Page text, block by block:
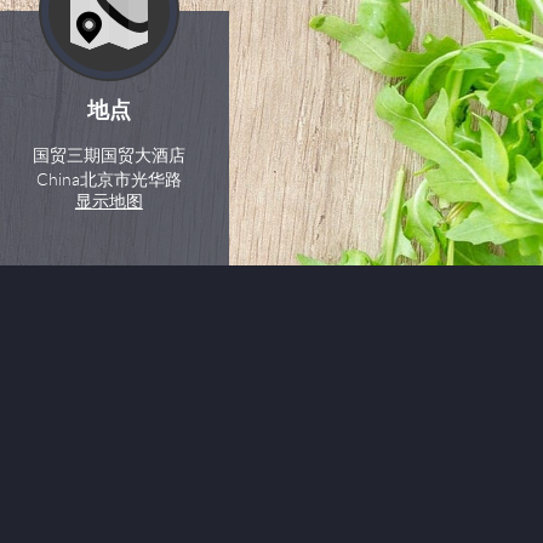
地点
国贸三期国贸大酒店
China北京市光华路
显示地图